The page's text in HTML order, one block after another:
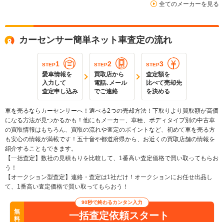
全てのメーカーを見る
カーセンサー簡単ネット車査定の流れ
STEP1
愛車情報を
入力して
査定申し込み
STEP2
買取店から
電話､メール
でご連絡
STEP3
査定額を
比べて売却先
を決める
車を売るならカーセンサーへ！選べる2つの売却方法！下取りより買取額が高価
になる方法が見つかるかも！他にもメーカー、車種、ボディタイプ別の中古車
の買取情報はもちろん、買取の流れや査定のポイントなど、初めて車を売る方
も安心の情報が満載です！五十音や都道府県から、お近くの買取店舗の情報を
紹介することもできます。
【一括査定】数社の見積もりを比較して、1番高い査定価格で買い取ってもらお
う！
【オークション型査定】連絡・査定は1社だけ！オークションにお任せ出品し
て、1番高い査定価格で買い取ってもらおう！
無
料
90秒で終わるカンタン入力
一括査定依頼スタート